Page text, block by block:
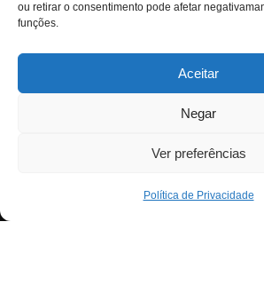
ou retirar o consentimento pode afetar
funções.
Aceitar
Negar
Ver preferências
Política de Privacidade
| Criado com